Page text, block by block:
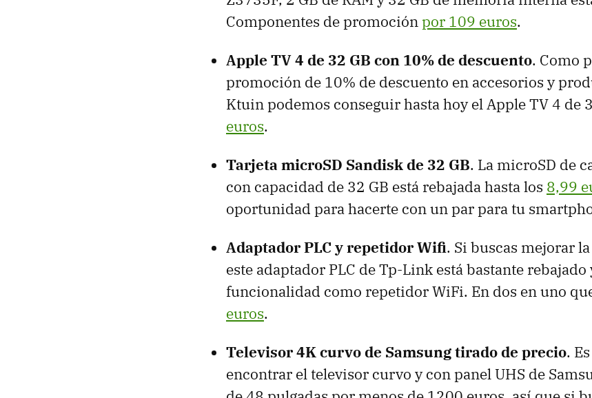
Componentes de promociónpor 109 euros.
Apple TV 4 de 32 GB con 10% de descuento. Como
promoción de 10% de descuento en accesorios y
Ktuin podemos conseguir hasta hoy el Apple TV 4 de
euros.
Tarjeta microSD Sandisk de 32 GB. La microSD de
con capacidad de 32 GB está rebajada hasta los 8,99
oportunidad para hacerte con un par para tu
Adaptador PLC y repetidor Wifi. Si buscas mejorar
este adaptador PLC de Tp-Link está bastante
funcionalidad como repetidor WiFi. En dos en uno
euros.
Televisor 4K curvo de Samsung tirado de precio.
encontrar el televisor curvo y con panel UHS de